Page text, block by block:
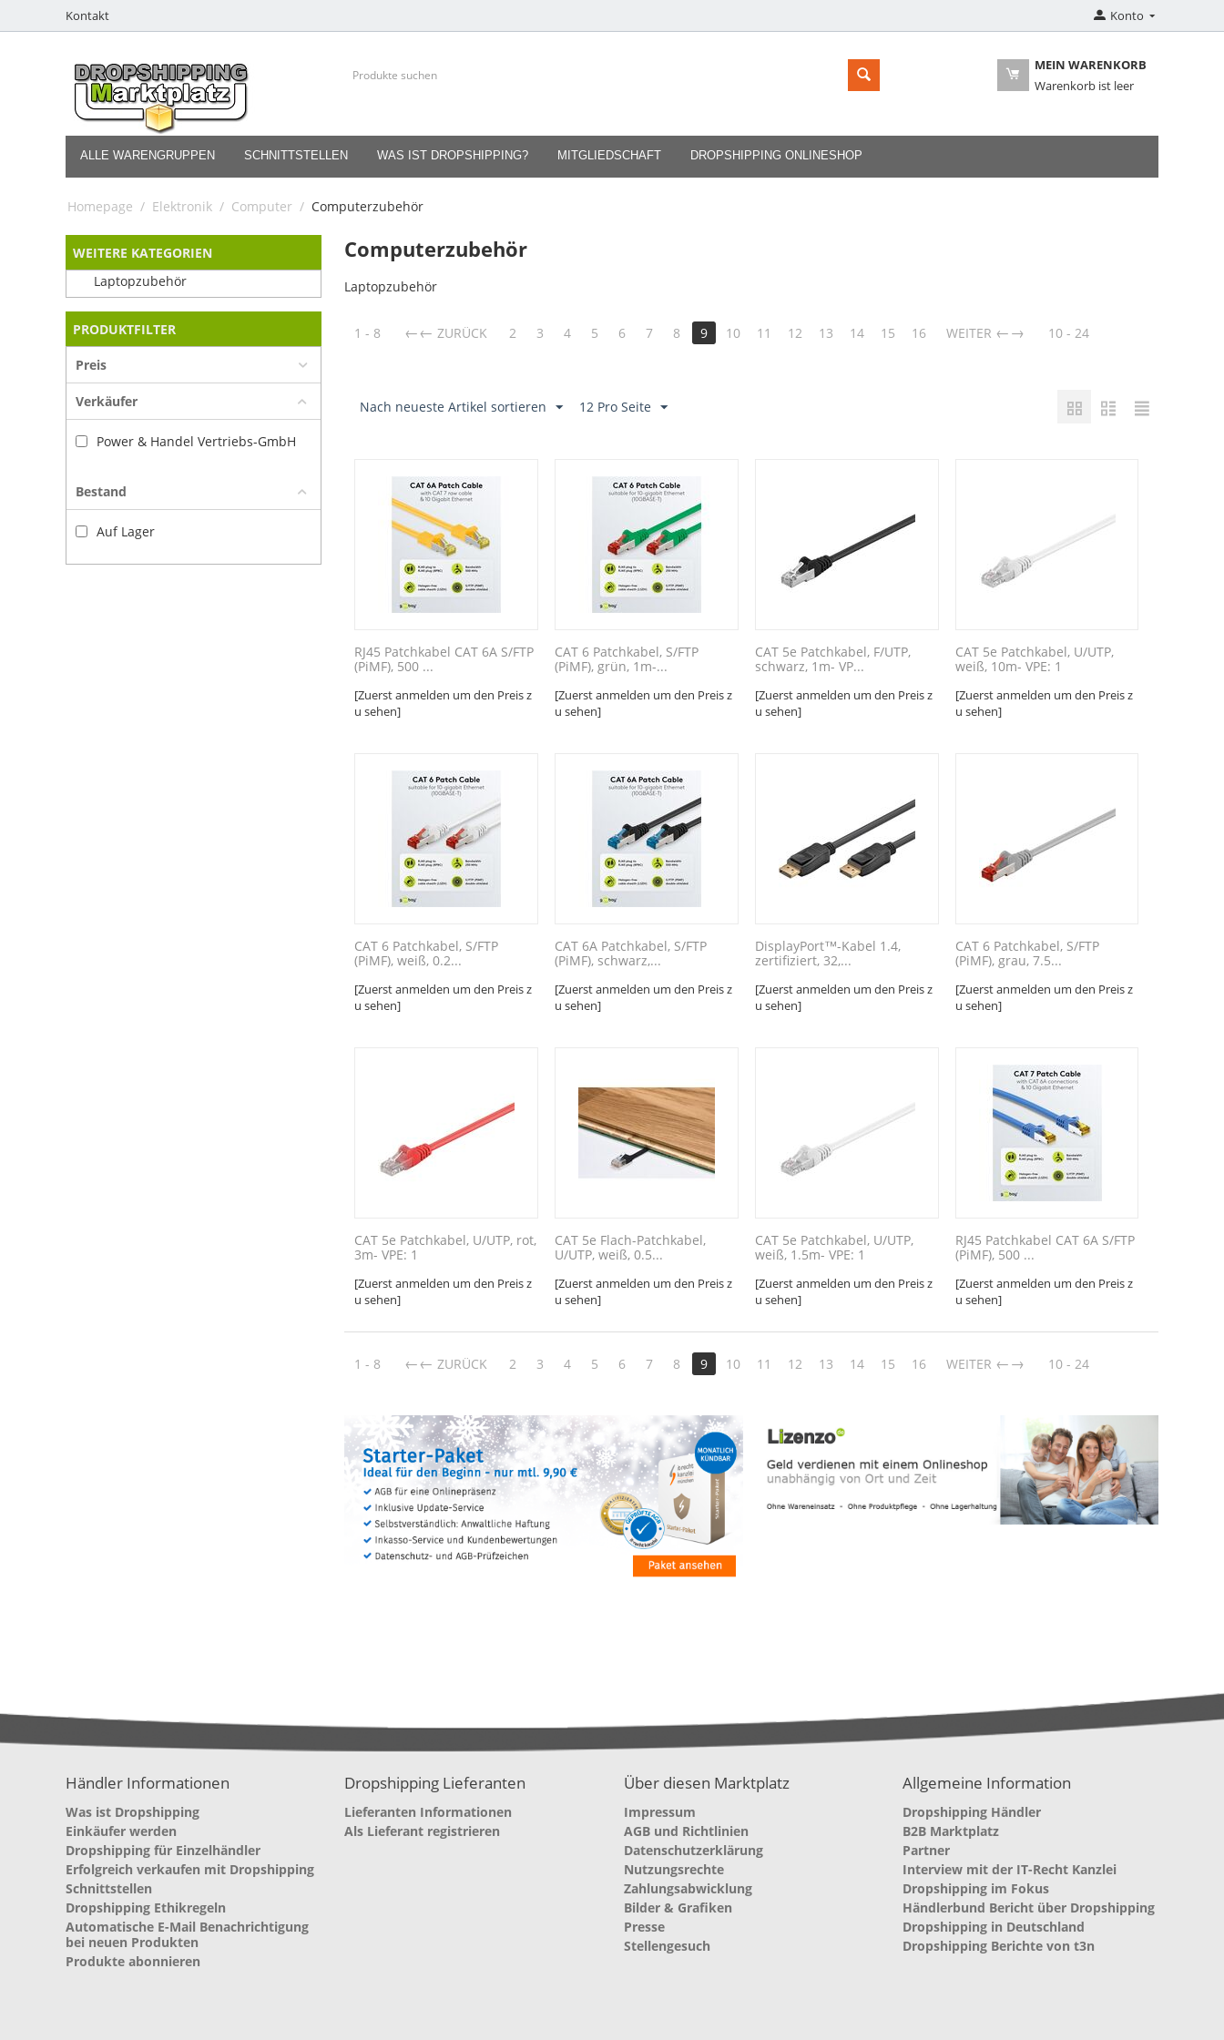
Kontakt Konto
MEIN WARENKORB
Warenkorb ist leer
ALLE WARENGRUPPEN SCHNITTSTELLEN WAS IST DROPSHIPPING? MITGLIEDSCHAFT DROPSHIPPING ONLINESHOP
Homepage / Elektronik / Computer / Computerzubehör
WEITERE KATEGORIEN
Laptopzubehör
PRODUKTFILTER
Preis
Verkäufer
Power & Handel Vertriebs-GmbH
Bestand
Auf Lager
Computerzubehör
Laptopzubehör
1 - 8 ← ZURÜCK 2 3 4 5 6 7 8 9 10 11 12 13 14 15 16 WEITER → 10 - 24
Nach neueste Artikel sortieren 12 Pro Seite
RJ45 Patchkabel CAT 6A S/FTP
(PiMF), 500 ...
[Zuerst anmelden um den Preis z
u sehen]
CAT 6 Patchkabel, S/FTP
(PiMF), grün, 1m-...
[Zuerst anmelden um den Preis z
u sehen]
CAT 5e Patchkabel, F/UTP,
schwarz, 1m- VP...
[Zuerst anmelden um den Preis z
u sehen]
CAT 5e Patchkabel, U/UTP,
weiß, 10m- VPE: 1
[Zuerst anmelden um den Preis z
u sehen]
CAT 6 Patchkabel, S/FTP
(PiMF), weiß, 0.2...
[Zuerst anmelden um den Preis z
u sehen]
CAT 6A Patchkabel, S/FTP
(PiMF), schwarz,...
[Zuerst anmelden um den Preis z
u sehen]
DisplayPort™-Kabel 1.4,
zertifiziert, 32,...
[Zuerst anmelden um den Preis z
u sehen]
CAT 6 Patchkabel, S/FTP
(PiMF), grau, 7.5...
[Zuerst anmelden um den Preis z
u sehen]
CAT 5e Patchkabel, U/UTP, rot,
3m- VPE: 1
[Zuerst anmelden um den Preis z
u sehen]
CAT 5e Flach-Patchkabel,
U/UTP, weiß, 0.5...
[Zuerst anmelden um den Preis z
u sehen]
CAT 5e Patchkabel, U/UTP,
weiß, 1.5m- VPE: 1
[Zuerst anmelden um den Preis z
u sehen]
RJ45 Patchkabel CAT 6A S/FTP
(PiMF), 500 ...
[Zuerst anmelden um den Preis z
u sehen]
1 - 8 ← ZURÜCK 2 3 4 5 6 7 8 9 10 11 12 13 14 15 16 WEITER → 10 - 24
Händler Informationen
Was ist Dropshipping
Einkäufer werden
Dropshipping für Einzelhändler
Erfolgreich verkaufen mit Dropshipping
Schnittstellen
Dropshipping Ethikregeln
Automatische E-Mail Benachrichtigung
bei neuen Produkten
Produkte abonnieren
Dropshipping Lieferanten
Lieferanten Informationen
Als Lieferant registrieren
Über diesen Marktplatz
Impressum
AGB und Richtlinien
Datenschutzerklärung
Nutzungsrechte
Zahlungsabwicklung
Bilder & Grafiken
Presse
Stellengesuch
Allgemeine Information
Dropshipping Händler
B2B Marktplatz
Partner
Interview mit der IT-Recht Kanzlei
Dropshipping im Fokus
Händlerbund Bericht über Dropshipping
Dropshipping in Deutschland
Dropshipping Berichte von t3n